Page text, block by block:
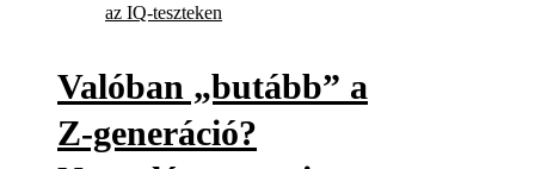
Valóban „butább” a
Z-generáció?